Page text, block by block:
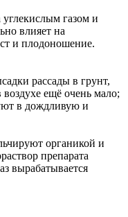
газом и
влияет на
и плодоношение.
рассады в грунт,
воздухе ещё очень мало;
в дождливую и
органикой и
препарата
вырабатывается